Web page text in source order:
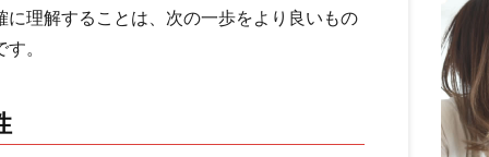
に理解することは、次の一歩をより良いもの
。